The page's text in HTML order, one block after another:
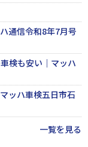
通信令和8年7月号
検も安い｜マッハ
ッハ車検五日市石
一覧を見る